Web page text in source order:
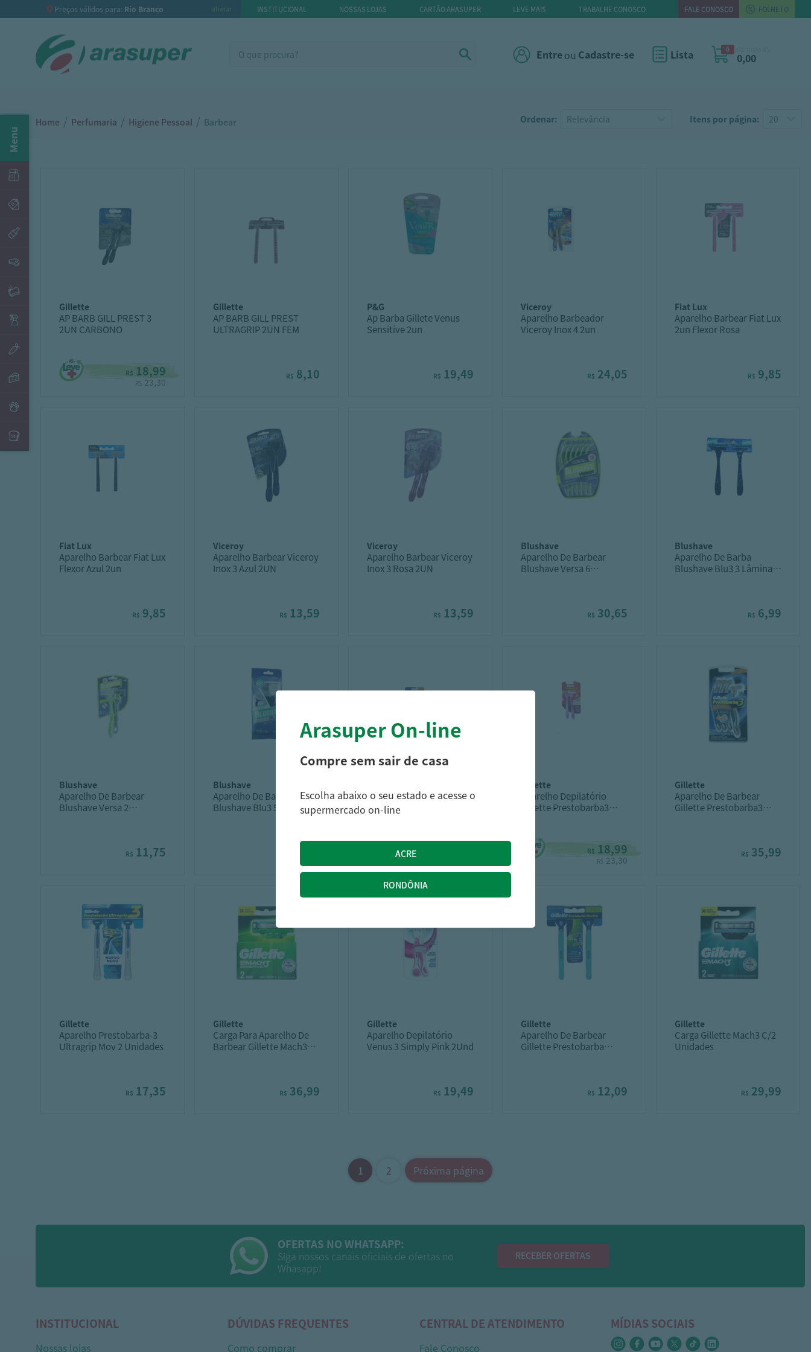
Preços válidos para: Rio Branco alterar INSTITUCIONAL NOSSAS LOJAS CARTÃO ARASUPER LEVE MAIS TRABALHE CONOSCO FALE CONOSCO FOLHETO
Entreou Cadastre-se Lista 0
0,00
Menu
Home / Perfumaria / Higiene Pessoal / Barbear Ordenar: Itens por página:
gillette
AP BARB GILL PREST 3
2UN CARBONO
R$ 18,99
R$ 23,30
gillette
AP BARB GILL PREST
ULTRAGRIP 2UN FEM
R$ 8,10
p&g
Ap Barba Gillete Venus
Sensitive 2un
R$ 19,49
viceroy
Aparelho Barbeador
Viceroy Inox 4 2un
R$ 24,05
fiat lux
Aparelho Barbear Fiat Lux
2un Flexor Rosa
R$ 9,85
fiat lux
Aparelho Barbear Fiat Lux
Flexor Azul 2un
R$ 9,85
viceroy
Aparelho Barbear Viceroy
Inox 3 Azul 2UN
R$ 13,59
viceroy
Aparelho Barbear Viceroy
Inox 3 Rosa 2UN
R$ 13,59
blushave
Aparelho De Barbear
Blushave Versa 6
R$ 30,65
blushave
Aparelho De Barba
Blushave Blu3 3 Lâminas
R$ 6,99
blushave
Aparelho De Barbear
Blushave Versa 2
R$ 11,75
blushave
Aparelho De Barbear
Blushave Blu3 5 Lâminas
Aparelho De Barbear
Gillette Prestobarba3
gillette
Aparelho Depilatório
Gillette Prestobarba3
R$ 18,99
R$ 23,30
gillette
Aparelho De Barbear
Gillette Prestobarba3
R$ 35,99
gillette
Aparelho Prestobarba-3
Ultragrip Mov 2 Unidades
R$ 17,35
gillette
Carga Para Aparelho De
Barbear Gillette Mach3
R$ 36,99
gillette
Aparelho Depilatório
Venus 3 Simply Pink 2Und
R$ 19,49
gillette
Aparelho De Barbear
Gillette Prestobarba
R$ 12,09
gillette
Carga Gillette Mach3 C/2
Unidades
R$ 29,99
1 2 Próxima página
OFERTAS NO WHATSAPP:
Siga nossos canais oficiais de ofertas no
Whasapp!
RECEBER OFERTAS
INSTITUCIONAL
Nossas lojas
DÚVIDAS FREQUENTES
Como comprar
CENTRAL DE ATENDIMENTO
Fale Conosco
MÍDIAS SOCIAIS
Arasuper On-line
Compre sem sair de casa
Escolha abaixo o seu estado e acesse o
supermercado on-line